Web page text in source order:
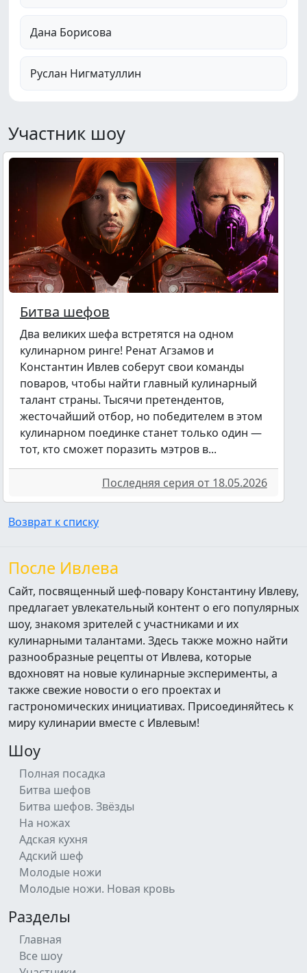
Дана Борисова
Руслан Нигматуллин
Участник шоу
Битва шефов
Два великих шефа встретятся на одном
кулинарном ринге! Ренат Агзамов и
Константин Ивлев соберут свои команды
поваров, чтобы найти главный кулинарный
талант страны. Тысячи претендентов,
жесточайший отбор, но победителем в этом
кулинарном поединке станет только один —
тот, кто сможет поразить мэтров в...
Последняя серия от 18.05.2026
Возврат к списку
После Ивлева
Сайт, посвященный шеф-повару Константину Ивлеву,
предлагает увлекательный контент о его популярных
шоу, знакомя зрителей с участниками и их
кулинарными талантами. Здесь также можно найти
разнообразные рецепты от Ивлева, которые
вдохновят на новые кулинарные эксперименты, а
также свежие новости о его проектах и
гастрономических инициативах. Присоединяйтесь к
миру кулинарии вместе с Ивлевым!
Шоу
Полная посадка
Битва шефов
Битва шефов. Звёзды
На ножах
Адская кухня
Адский шеф
Молодые ножи
Молодые ножи. Новая кровь
Разделы
Главная
Все шоу